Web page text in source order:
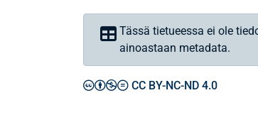
Tässä tietueessa ei ole
ainoastaan metadata.
CC BY-NC-ND 4.0